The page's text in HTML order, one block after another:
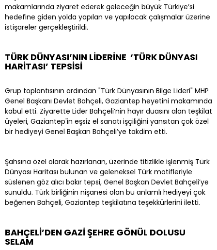
makamlarında ziyaret ederek geleceğin büyük Türkiye’si
hedefine giden yolda yapılan ve yapılacak çalışmalar üzerine
istişareler gerçekleştirildi.
TÜRK DÜNYASI’NIN LİDERİNE ‘TÜRK DÜNYASI
HARİTASI’ TEPSİSİ
Grup toplantısının ardından "Türk Dünyasının Bilge Lideri" MHP
Genel Başkanı Devlet Bahçeli, Gaziantep heyetini makamında
kabul etti. Ziyarette Lider Bahçeli’nin hayır duasını alan teşkilat
üyeleri, Gaziantep'in eşsiz el sanatı işçiliğini yansıtan çok özel
bir hediyeyi Genel Başkan Bahçeli’ye takdim etti.
Şahsına özel olarak hazırlanan, üzerinde titizlikle işlenmiş Türk
Dünyası Haritası bulunan ve geleneksel Türk motifleriyle
süslenen göz alıcı bakır tepsi, Genel Başkan Devlet Bahçeli’ye
sunuldu. Türk birliğinin nişanesi olan bu anlamlı hediyeyi çok
beğenen Bahçeli, Gaziantep teşkilatına teşekkürlerini iletti.
BAHÇELİ’DEN GAZİ ŞEHRE GÖNÜL DOLUSU
SELAM